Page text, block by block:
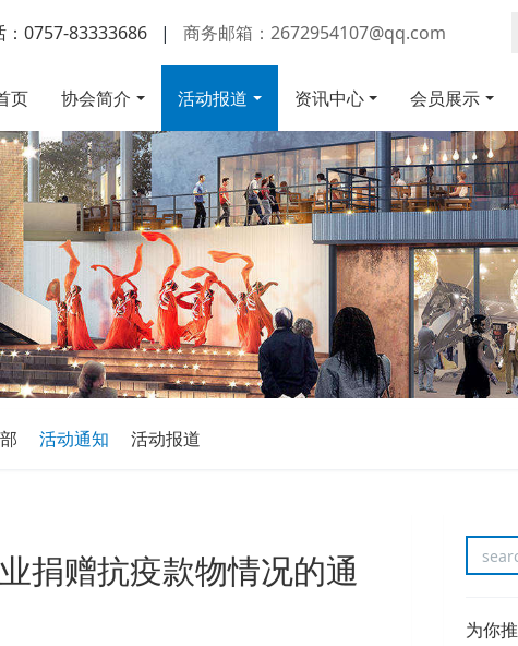
：0757-83333686 | 商务邮箱：2672954107@qq.com
页 协会简介 活动报道 资讯中心 会员展示
活动通知 活动报道
捐赠抗疫款物情况的通
为你